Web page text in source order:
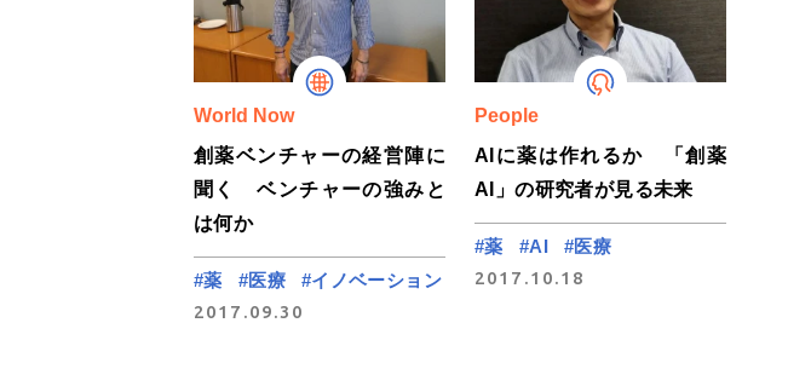
World Now
創薬ベンチャーの経営陣に
聞く ベンチャーの強みと
は何か
#薬 #医療
#イノベーション
2017.09.30
People
AIに薬は作れるか 「創薬
AI」の研究者が見る未来
#薬 #AI
#医療
2017.10.18